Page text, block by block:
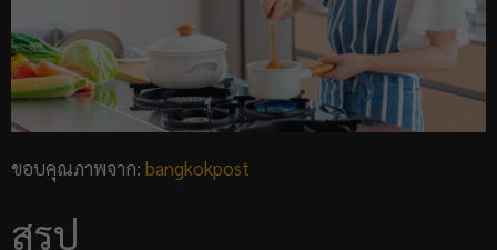
ขอบคุณภาพจาก: bangkokpost
สรุป